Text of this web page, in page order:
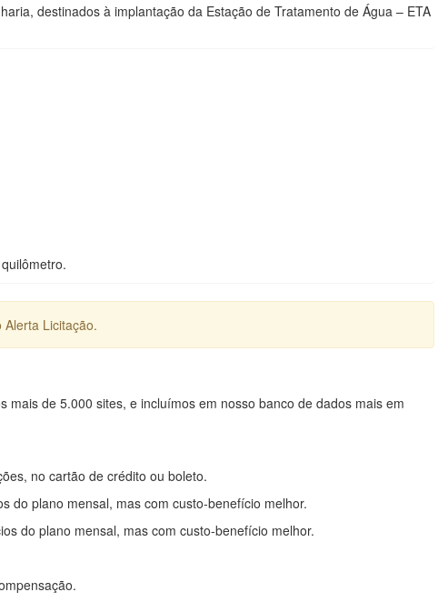
destinados à implantação da Estação de Tratamento de Água – ETA
Licitação.
de 5.000 sites, e incluímos em nosso banco de dados mais em
no cartão de crédito ou boleto.
do plano mensal, mas com custo-benefício melhor.
do plano mensal, mas com custo-benefício melhor.